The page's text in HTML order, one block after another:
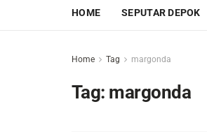
HOME SEPUTAR DEPOK
Home Tag margonda
Tag: margonda